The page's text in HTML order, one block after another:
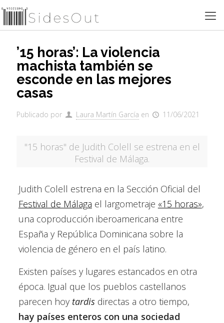
’15 horas’: La violencia
machista también se
esconde en las mejores
casas
Publicado por Laura Martín García en 11/06/2021
"15 horas" de Judith Colell se estrena en el
Festival de Málaga.
Judith Colell estrena en la Sección Oficial del
Festival de Málaga el largometraje «15 horas»,
una coproducción iberoamericana entre
España y República Dominicana sobre la
violencia de género en el país latino.
Existen países y lugares estancados en otra
época. Igual que los pueblos castellanos
parecen hoy tardisdirectas a otro tiempo,
hay países enteros con una sociedad